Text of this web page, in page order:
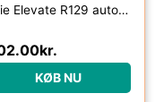
Joie Elevate R129 autostol – Sort
kr.
KØB NU